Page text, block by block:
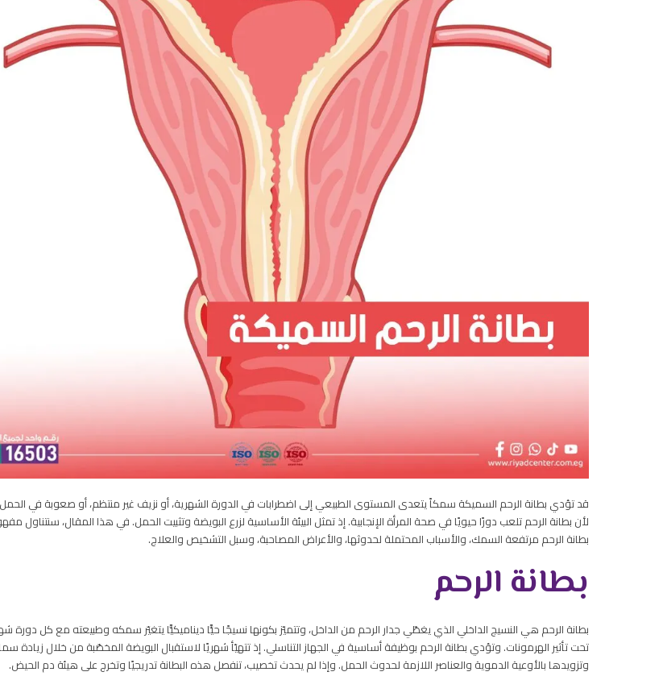
قد تؤدي بطانة الرحم السميكة سمكاً يتعدى المستوى الطبيعي إلى اضطرابات في الدورة الشهرية، أو نزيف غير منتظم، أو صعوبة في
لأن بطانة الرحم تلعب دورًا حيويًا في صحة المرأة الإنجابية. إذ تمثل البيئة الأساسية لزرع البويضة وتثبيت الحمل. في هذا المقال، سنتناول
بطانة الرحم مرتفعة السمك، والأسباب المحتملة لحدوثها، والأعراض المصاحبة، وسبل التشخيص والعلاج.
بطانة الرحم
بطانة الرحم هي النسيج الداخلي الذي يغطّي جدار الرحم من الداخل، وتتميّز بكونها نسيجًا حيًّا ديناميكيًّا يتغيّر سمكه وطبيعته مع كل دورة
تحت تأثير الهرمونات. وتؤدي بطانة الرحم بوظيفة أساسية في الجهاز التناسلي. إذ تتهيّأ شهريًا لاستقبال البويضة المخصّبة من خلال زيادة
وتزويدها بالأوعية الدموية والعناصر اللازمة لحدوث الحمل. وإذا لم يحدث تخصيب، تنفصل هذه البطانة تدريجيًا وتخرج على هيئة دم الحيض.